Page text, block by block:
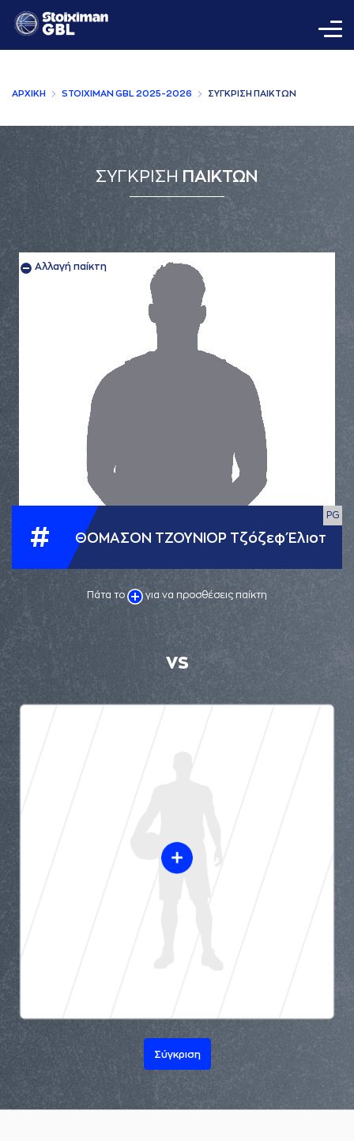
AΡΧΙΚΗ STOIXIMAN GBL 2025-2026 ΣΥΓΚΡΙΣΗ ΠAΙΚΤΩΝ
ΣΥΓΚΡΙΣΗ ΠΑΙΚΤΩΝ
# ΘΟΜΑΣΟΝ ΤΖΟΥΝΙΟΡ Τζόζεφ Έλιοτ
PG
Αλλαγή παίκτη
Πάτα το για να προσθέσεις παίκτη
VS
Σύγκριση